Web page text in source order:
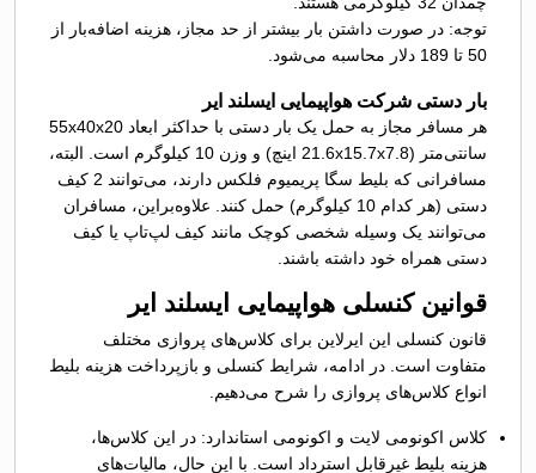
توجه: در صورت داشتن بار بیشتر از حد مجاز، هزینه اضافه‌بار از
50 تا 189 دلار محاسبه می‌شود.
بار دستی شرکت هواپیمایی ایسلند ایر‌‌
هر مسافر مجاز به حمل یک بار دستی با حداکثر ابعاد 55x40x20
سانتی‌متر (21.6x15.7x7.8 اینچ) و وزن 10 کیلوگرم است. البته،
مسافرانی که بلیط سگا پریمیوم فلکس دارند، می‌توانند 2 کیف
دستی (هر کدام 10 کیلوگرم) حمل کنند. علاوه‌براین، مسافران
می‌توانند یک وسیله شخصی کوچک مانند کیف لپ‌تاپ یا کیف
دستی همراه خود داشته باشند.
قوانین کنسلی هواپیمایی ایسلند ایر‌‌
قانون کنسلی این ایرلاین برای کلاس‌های پروازی مختلف
متفاوت است. در ادامه، شرایط کنسلی و بازپرداخت هزینه بلیط
انواع کلاس‌های پروازی را شرح می‌دهیم.
کلاس اکونومی لایت و اکونومی استاندارد: در این کلاس‌ها،
هزینه بلیط غیرقابل استرداد است. با این حال، مالیات‌های